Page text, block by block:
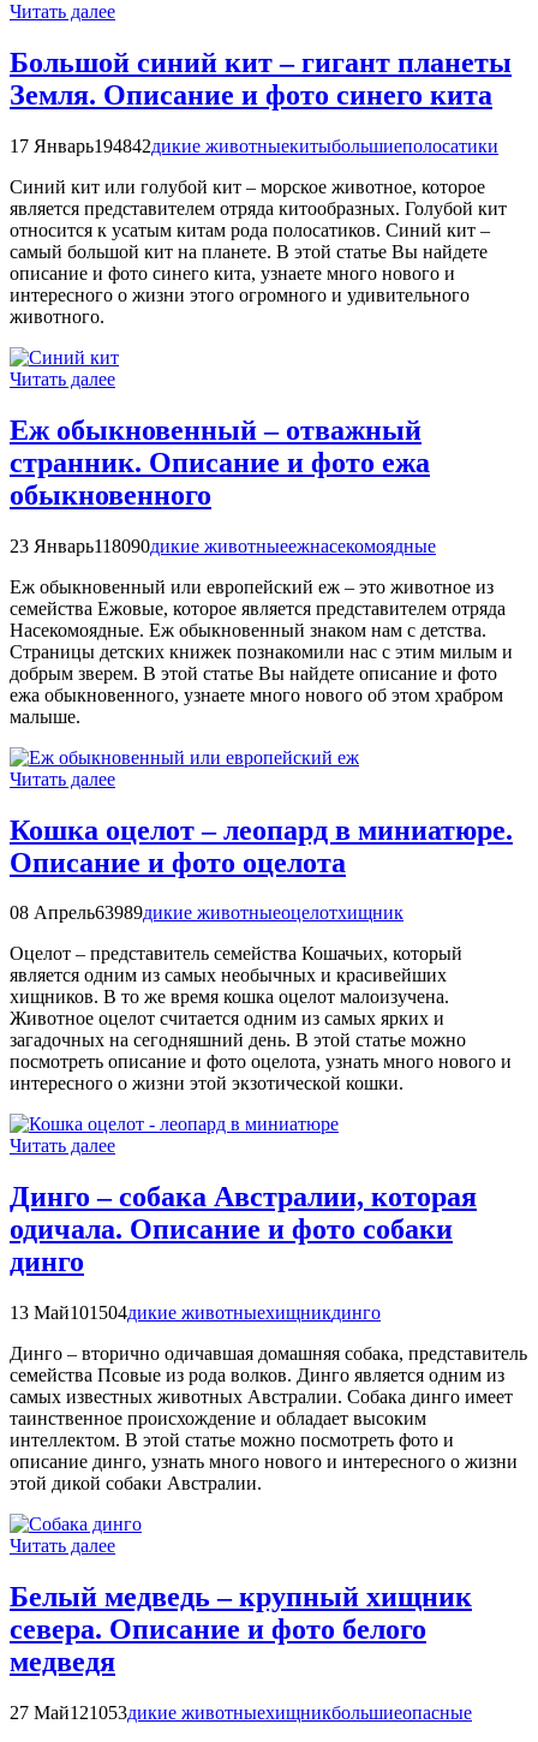
Читать далее
Большой синий кит – гигант планеты
Земля. Описание и фото синего кита
17 Январь194842дикие животныекитыбольшиеполосатики
Синий кит или голубой кит – морское животное, которое
является представителем отряда китообразных. Голубой кит
относится к усатым китам рода полосатиков. Синий кит –
самый большой кит на планете. В этой статье Вы найдете
описание и фото синего кита, узнаете много нового и
интересного о жизни этого огромного и удивительного
животного.
Читать далее
Еж обыкновенный – отважный
странник. Описание и фото ежа
обыкновенного
23 Январь118090дикие животныеежнасекомоядные
Еж обыкновенный или европейский еж – это животное из
семейства Ежовые, которое является представителем отряда
Насекомоядные. Еж обыкновенный знаком нам с детства.
Страницы детских книжек познакомили нас с этим милым и
добрым зверем. В этой статье Вы найдете описание и фото
ежа обыкновенного, узнаете много нового об этом храбром
малыше.
Читать далее
Кошка оцелот – леопард в миниатюре.
Описание и фото оцелота
08 Апрель63989дикие животныеоцелотхищник
Оцелот – представитель семейства Кошачьих, который
является одним из самых необычных и красивейших
хищников. В то же время кошка оцелот малоизучена.
Животное оцелот считается одним из самых ярких и
загадочных на сегодняшний день. В этой статье можно
посмотреть описание и фото оцелота, узнать много нового и
интересного о жизни этой экзотической кошки.
Читать далее
Динго – собака Австралии, которая
одичала. Описание и фото собаки
динго
13 Май101504дикие животныехищникдинго
Динго – вторично одичавшая домашняя собака, представитель
семейства Псовые из рода волков. Динго является одним из
самых известных животных Австралии. Собака динго имеет
таинственное происхождение и обладает высоким
интеллектом. В этой статье можно посмотреть фото и
описание динго, узнать много нового и интересного о жизни
этой дикой собаки Австралии.
Читать далее
Белый медведь – крупный хищник
севера. Описание и фото белого
медведя
27 Май121053дикие животныехищникбольшиеопасные